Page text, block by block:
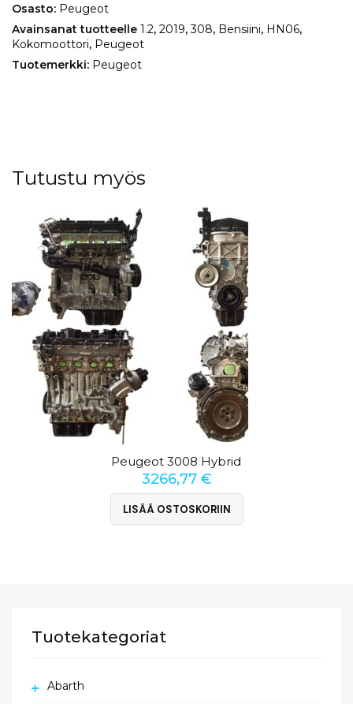
Osasto: Peugeot
Avainsanat tuotteelle 1.2, 2019,308, Bensiini, HN06,
Kokomoottori, Peugeot
Tuotemerkki: Peugeot
Tutustu myös
Peugeot 3008 Hybrid
3266,77 €
LISÄÄ OSTOSKORIIN
Tuotekategoriat
Abarth